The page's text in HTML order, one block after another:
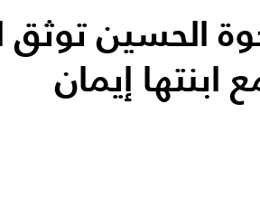
الحسين توثق
ابنتها إيمان